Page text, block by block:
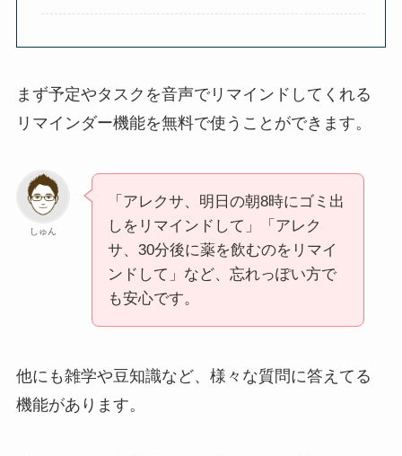
まず予定やタスクを音声でリマインドしてくれる
リマインダー機能を無料で使うことができます。
しゅん
「アレクサ、明日の朝8時にゴミ出
しをリマインドして」「アレク
サ、30分後に薬を飲むのをリマイ
ンドして」など、忘れっぽい方で
も安心です。
他にも雑学や豆知識など、様々な質問に答えてる
機能があります。